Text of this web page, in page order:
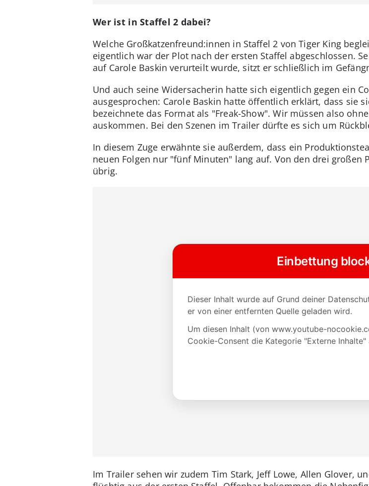
Wer ist in Staffel 2 dabei?
Welche Großkatzenfreund:innen in Staffel 2 von Tiger King
eigentlich war der Plot nach der ersten Staffel abgeschlossen.
auf Carole Baskin verurteilt wurde, sitzt er schließlich im
Und auch seine Widersacherin hatte sich eigentlich gegen ein
ausgesprochen: Carole Baskin hatte öffentlich erklärt, dass sie
bezeichnete das Format als "Freak-Show". Wir müssen also
auskommen. Bei den Szenen im Trailer dürfte es sich um
In diesem Zuge erwähnte sie außerdem, dass ein
neuen Folgen nur "fünf Minuten" lang auf. Von den drei großen
übrig.
Im Trailer sehen wir zudem Tim Stark, Jeff Lowe, Allen Glover,